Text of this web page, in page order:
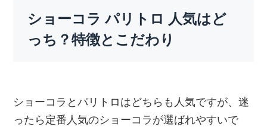
ショーコラ パリトロ 人気はど
っち？特徴とこだわり
ショーコラとパリトロはどちらも人気ですが、迷
ったら定番人気のショーコラが選ばれやすいで